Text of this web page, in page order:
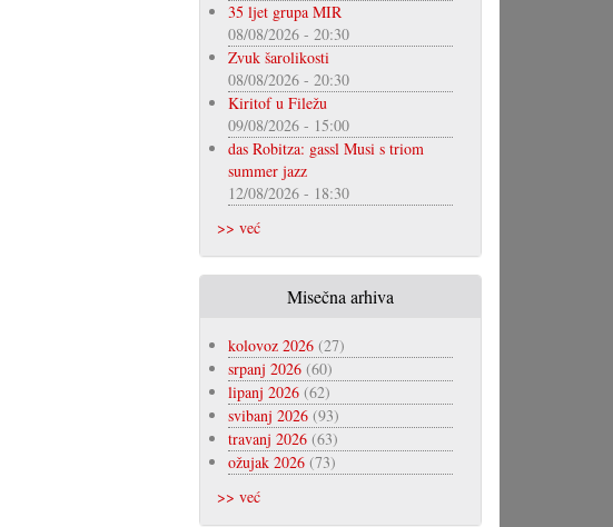
35 ljet grupa MIR
08/08/2026 - 20:30
Zvuk šarolikosti
08/08/2026 - 20:30
Kiritof u Filežu
09/08/2026 - 15:00
das Robitza: gassl Musi s triom
summer jazz
12/08/2026 - 18:30
>> već
Misečna arhiva
kolovoz 2026(27)
srpanj 2026(60)
lipanj 2026(62)
svibanj 2026(93)
travanj 2026(63)
ožujak 2026(73)
>> već